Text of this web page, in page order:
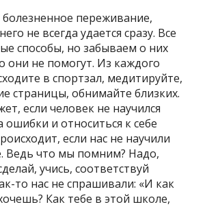
переживание,
не всегда удается сразу. Все
способы, но забываем о них
они не помогут. Из каждого
в спортзал, медитируйте,
страницы, обнимайте близких.
если человек не научился
ошибки и относиться к себе
если нас не научили
Ведь что мы помним? Надо,
учись, соответствуй
то нас не спрашивали: «И как
Как тебе в этой школе,